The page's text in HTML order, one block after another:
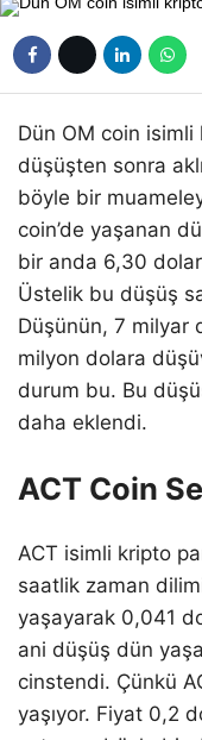
Dün OM coin
düşüşten sonra
böyle bir
coin’de yaşanan
bir anda 6,30
Üstelik bu düşüş
Düşünün, 7 milyar
milyon dolara
durum bu. Bu
daha eklendi.
ACT Coin
ACT isimli kripto
saatlik zaman
yaşayarak 0,041
ani düşüş dün
cinstendi. Çünkü
yaşıyor. Fiyat 0,2